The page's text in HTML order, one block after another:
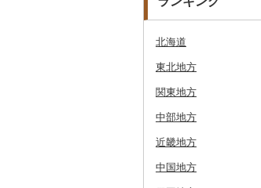
北海道
安平町
八雲町
鹿部町
江差町
白老町
東北地方
青森県
十和田市
大鰐町
南部町
岩手県
宮古市
軽米町
宮城県
柴田町
秋田県
関東地方
茨城県
土浦市
取手市
栃木県
那須塩原市
群馬県
中部地方
新潟県
十日町市
富山県
近畿地方
三重県
中国地方